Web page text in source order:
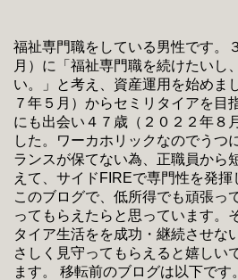
福祉専門職をしている男性です。
月）に「福祉専門職を続けたいし
い。」と考え、資産運用を始めま
７年５月）からセミリタイアを目
にも出会い４７歳（２０２２年８
した。ワーカホリックなのでうつ
ランスが保てない為、正職員から
えて、サイドFIREで専門性を発揮
このブログで、低所得でも頑張っ
ってもらえたらと思っています。
タイア生活をを成功・継続させな
さしく見守ってもらえると嬉しい
ます。 移転前のブログは以下です